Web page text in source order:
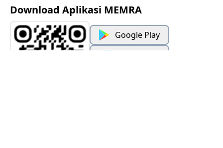
Download Aplikasi MEMRA
Google Play